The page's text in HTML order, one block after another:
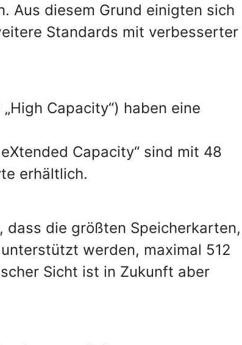
Aus diesem Grund einigten sich
Standards mit verbesserter
Capacity“) haben eine
Capacity“ sind mit 48
erhältlich.
die größten Speicherkarten,
werden, maximal 512
Sicht ist in Zukunft aber